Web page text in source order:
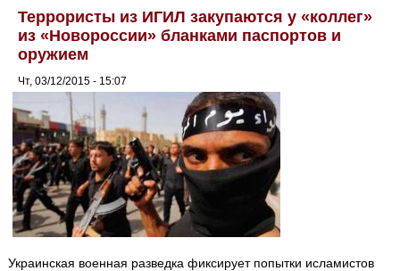
Террористы из ИГИЛ закупаются у «коллег»
из «Новороссии» бланками паспортов и
оружием
Чт, 03/12/2015 - 15:07
Украинская военная разведка фиксирует попытки исламистов